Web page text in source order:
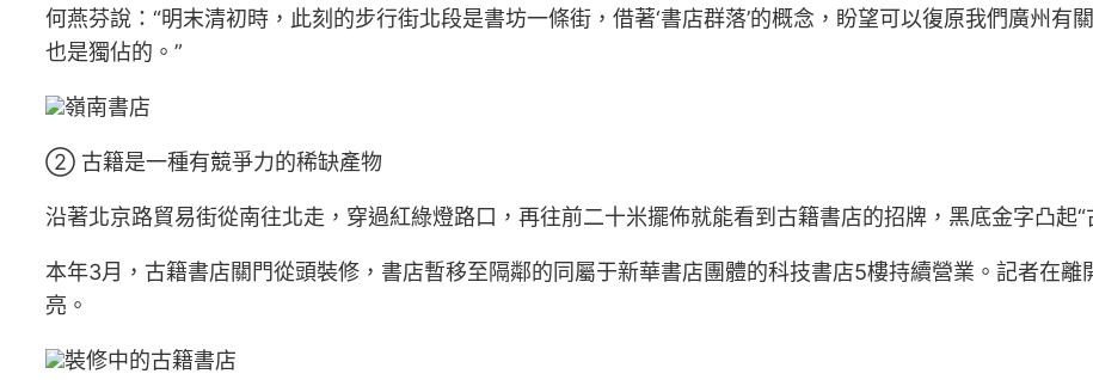
何燕芬說：“明末清初時，此刻的步行街北段是書坊一條街，借著‘書店群落’的概念，盼望可以復原我們廣州
也是獨佔的。”
嶺南書店
② 古籍是一種有競爭力的稀缺產物
沿著北京路貿易街從南往北走，穿過紅綠燈路口，再往前二十米擺佈就能看到古籍書店的招牌，黑底金字凸起
本年3月，古籍書店關門從頭裝修，書店暫移至隔鄰的同屬于新華書店團體的科技書店5樓持續營業。記者在
亮。
裝修中的古籍書店